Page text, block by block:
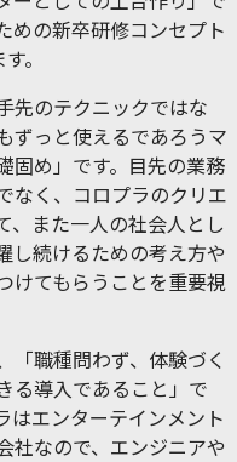
めの新卒研修コンセプト
。
先のテクニックではな
ずっと使えるであろうマ
固め」です。目先の業務
なく、コロプラのクリエ
、また一人の社会人とし
し続けるための考え方や
けてもらうことを重要視
「職種問わず、体験づく
る導入であること」で
はエンターテインメント
社なので、エンジニアや